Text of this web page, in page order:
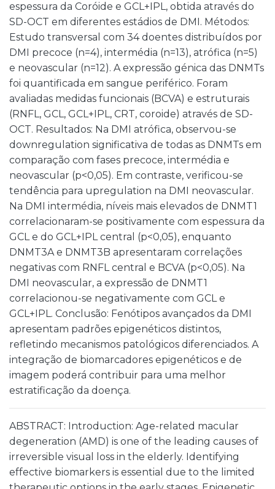
espessura da Coróide e GCL+IPL, obtida através do
SD-OCT em diferentes estádios de DMI. Métodos:
Estudo transversal com 34 doentes distribuídos por
DMI precoce (n=4), intermédia (n=13), atrófica (n=5)
e neovascular (n=12). A expressão génica das DNMTs
foi quantificada em sangue periférico. Foram
avaliadas medidas funcionais (BCVA) e estruturais
(RNFL, GCL, GCL+IPL, CRT, coroide) através de SD-
OCT. Resultados: Na DMI atrófica, observou-se
downregulation significativa de todas as DNMTs em
comparação com fases precoce, intermédia e
neovascular (p<0,05). Em contraste, verificou-se
tendência para upregulation na DMI neovascular.
Na DMI intermédia, níveis mais elevados de DNMT1
correlacionaram-se positivamente com espessura da
GCL e do GCL+IPL central (p<0,05), enquanto
DNMT3A e DNMT3B apresentaram correlações
negativas com RNFL central e BCVA (p<0,05). Na
DMI neovascular, a expressão de DNMT1
correlacionou-se negativamente com GCL e
GCL+IPL. Conclusão: Fenótipos avançados da DMI
apresentam padrões epigenéticos distintos,
refletindo mecanismos patológicos diferenciados. A
integração de biomarcadores epigenéticos e de
imagem poderá contribuir para uma melhor
estratificação da doença.
ABSTRACT: Introduction: Age-related macular
degeneration (AMD) is one of the leading causes of
irreversible visual loss in the elderly. Identifying
effective biomarkers is essential due to the limited